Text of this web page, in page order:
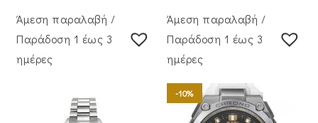
Άμεση παραλαβή /
Παράδoση 1 έως 3
ημέρες
Άμεση παραλαβή /
Παράδoση 1 έως 3
ημέρες
-10%